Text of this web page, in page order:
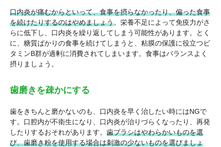
口内炎が痛むからといって、食事を摂らなかったり、偏った食事
を続けたりするのはやめましょう。栄養不足によって免疫力がさ
らに低下し、口内炎を繰り返してしまう可能性があります。とく
に、糖質ばかりの食事を続けてしまうと、粘膜の保護に役立つビ
タミンB群が過剰に消費されてしまいます。食事はバランスよく
摂りましょう。
歯磨きを疎かにする
歯をきちんと磨かないのも、口内炎を早く治したい時にはNGで
す。口腔内が不衛生になり、口内炎が治りづらくなったり、再発
したりするおそれがあります。 歯ブラシはやわらかいものを選
び、歯磨き粉を使用する場合は刺激の少ないものを選びましょ